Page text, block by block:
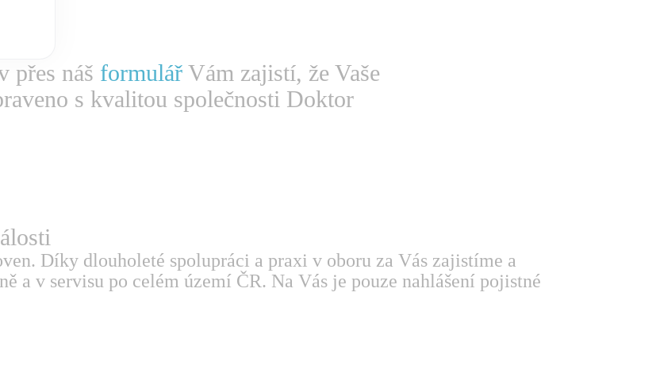
přes náš formulář Vám zajistí, že Vaše
s kvalitou společnosti Doktor
Díky dlouholeté spolupráci a praxi v oboru za Vás zajistíme a
a v servisu po celém území ČR. Na Vás je pouze nahlášení pojistné